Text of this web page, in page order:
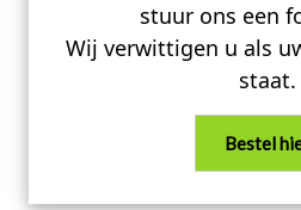
stuur ons een
Wij verwittigen u als
staat.
Bestel